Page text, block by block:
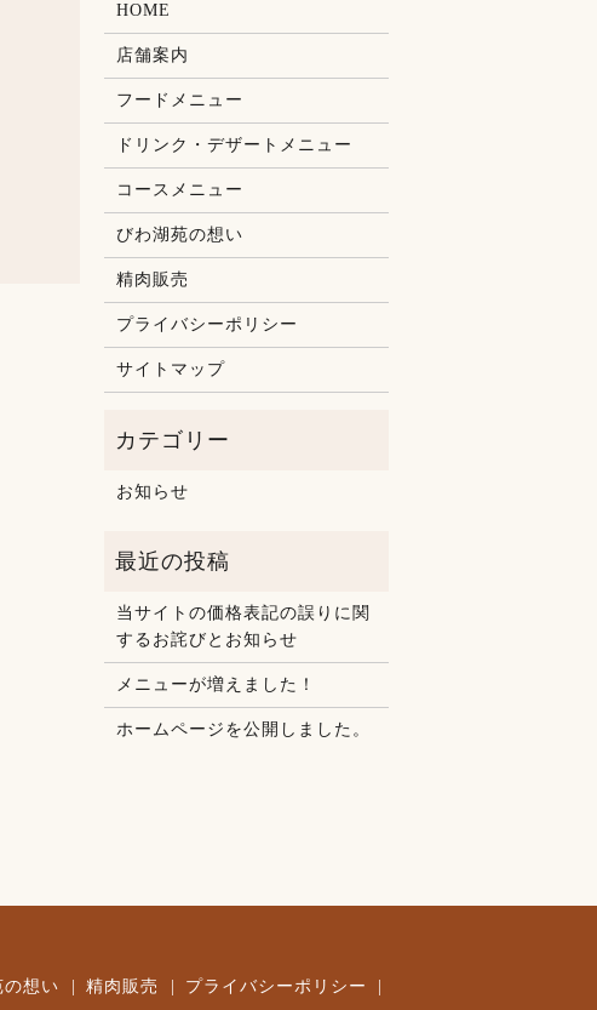
HOME
店舗案内
フードメニュー
ドリンク・デザートメニュー
コースメニュー
びわ湖苑の想い
精肉販売
プライバシーポリシー
サイトマップ
お知らせ
当サイトの価格表記の誤りに関
するお詫びとお知らせ
メニューが増えました！
ホームページを公開しました。
の想い 精肉販売 プライバシーポリシー